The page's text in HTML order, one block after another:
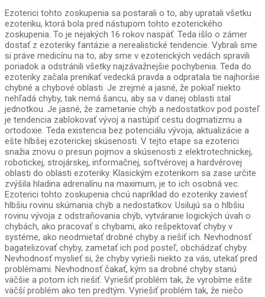
Ezoterici tohto zoskupenia sa postarali o to, aby upratali všetku
ezoteriku, ktorá bola pred nástupom tohto ezoterického
zoskupenia. To je nejakých 16 rokov naspäť. Teda išlo o zámer
dostať z ezoteriky fantázie a nerealistické tendencie. Vybrali sme
si práve medicínu na to, aby sme v ezoterických vedách spravili
poriadok a odstránili všetky najzávažnejšie pochybenia. Teda do
ezoteriky začala prenikať vedecká pravda a odpratala tie najhoršie
chybné a chybové oblasti. Je zrejmé a jasné, že pokiaľ niekto
nehľadá chyby, tak nemá šancu, aby sa v danej oblasti stal
jednotkou. Je jasné, že zametanie chýb a nedostatkov pod posteľ
je tendencia zablokovať vývoj a nastúpiť cestu dogmatizmu a
ortodoxie. Teda existencia bez potenciálu vývoja, aktualizácie a
ešte hlbšej ezoterickej skúsenosti. V tejto etape sa ezoterici
snažia znovu o presun pojmov a skúsenosti z elektrotechnickej,
robotickej, strojárskej, informačnej, softvérovej a hardvérovej
oblasti do oblasti ezoteriky. Klasickým ezoterikom sa zase určite
zvýšila hladina adrenalínu na maximum, je to ich osobná vec.
Ezoterici tohto zoskupenia chcú napríklad do ezoteriky zaviesť
hlbšiu rovinu skúmania chýb a nedostatkov. Usilujú sa o hlbšiu
rovinu vývoja z odstraňovania chýb, vytváranie logických úvah o
chybách, ako pracovať s chybami, ako rešpektovať chyby v
systéme, ako neodmietať drobné chyby a riešiť ich. Nevhodnosť
bagatelizovať chyby, zametať ich pod posteľ, obchádzať chyby.
Nevhodnosť myslieť si, že chyby vyrieši niekto za vás, utekať pred
problémami. Nevhodnosť čakať, kým sa drobné chyby stanú
väčšie a potom ich riešiť. Vyriešiť problém tak, že vyrobíme ešte
väčší problém ako ten predtým. Vyriešiť problém tak, že niečo